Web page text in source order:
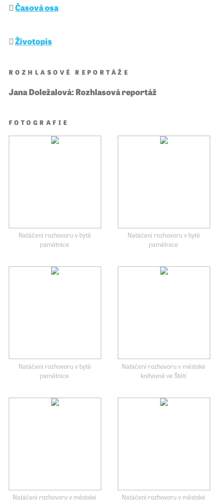
Časová osa
Životopis
ROZHLASOVÉ REPORTÁŽE
Jana Doležalová: Rozhlasová reportáž
FOTOGRAFIE
Natáčení rozhovoru v bytě
pamětnice
Natáčení rozhovoru v bytě
pamětnice
Natáčení rozhovoru v bytě
pamětnice
Natáčení rozhovoru v městské
knihovně ve Štětí
Natáčení rozhovoru v městské
Natáčení rozhovoru v městské